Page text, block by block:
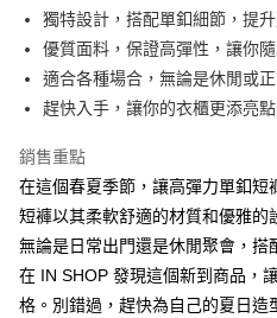
街口支付
Google Pay
大哥付你分期
相關說明
1.本服務由台灣大哥大提供，台灣大哥
2.付款方式選擇「大哥付你分期」，訂
流程，驗證手機門號後，選擇欲分期
成交易。
3.實際核准額度、可分期數及費用金額
4.訂單成立30分鐘內，如未前往確認交
AFTEE先享後付
相關說明
【關於「AFTEE先享後付」】
AFTEE先享後付是「在收到商品之後
便利好安心！
１．簡單：不需註冊會員、不需綁卡、
獨特設計，搭配單釦細節，提升
優質面料，保證高彈性，讓你
適合各種場合，無論是休閒或
趕快入手，讓你的衣櫃更添亮點
銷售重點
在這個春夏季節，讓高彈力單釦
短褲以其柔軟舒適的材質和優雅的
無論是日常出門還是休閒聚會，搭
在 IN SHOP 發現這個新到商品，
格。別錯過，趕快為自己的夏日造